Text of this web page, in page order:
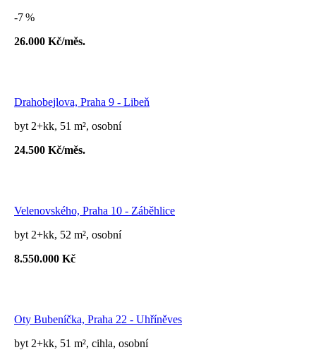
-7 %
26.000 Kč/měs.
Drahobejlova, Praha 9 - Libeň
byt 2+kk, 51 m², osobní
24.500 Kč/měs.
Velenovského, Praha 10 - Záběhlice
byt 2+kk, 52 m², osobní
8.550.000 Kč
Oty Bubeníčka, Praha 22 - Uhříněves
byt 2+kk, 51 m², cihla, osobní